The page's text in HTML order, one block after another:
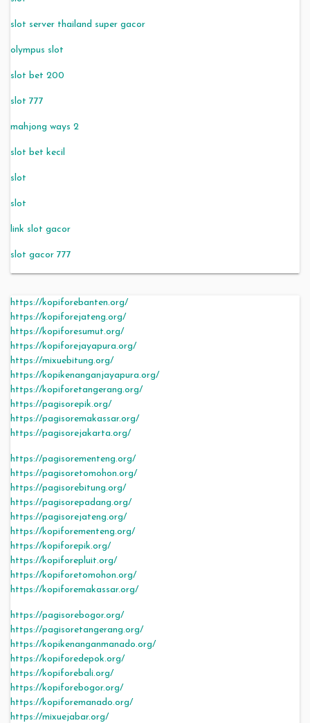
slot server thailand super gacor
olympus slot
slot bet 200
slot 777
mahjong ways 2
slot bet kecil
slot
slot
link slot gacor
slot gacor 777
https://kopiforebanten.org/
https://kopiforejateng.org/
https://kopiforesumut.org/
https://kopiforejayapura.org/
https://mixuebitung.org/
https://kopikenanganjayapura.org/
https://kopiforetangerang.org/
https://pagisorepik.org/
https://pagisoremakassar.org/
https://pagisorejakarta.org/
https://pagisorementeng.org/
https://pagisoretomohon.org/
https://pagisorebitung.org/
https://pagisorepadang.org/
https://pagisorejateng.org/
https://kopiforementeng.org/
https://kopiforepik.org/
https://kopiforepluit.org/
https://kopiforetomohon.org/
https://kopiforemakassar.org/
https://pagisorebogor.org/
https://pagisoretangerang.org/
https://kopikenanganmanado.org/
https://kopiforedepok.org/
https://kopiforebali.org/
https://kopiforebogor.org/
https://kopiforemanado.org/
https://mixuejabar.org/